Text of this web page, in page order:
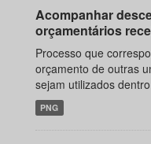
Acompanhar
orçamentários
Processo que
orçamento de outras
sejam utilizados
PNG